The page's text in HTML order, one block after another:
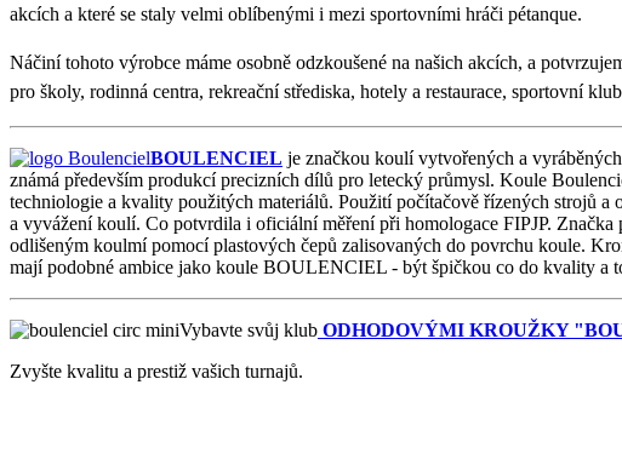
akcích a které se staly velmi oblíbenými i mezi sportovními hráči pétanque.
Náčiní tohoto výrobce máme osobně odzkoušené na našich akcích, a
pro školy, rodinná centra, rekreační střediska, hotely a restaurace, sportovní
BOULENCIEL je značkou koulí vytvořených a
známá především produkcí precizních dílů pro letecký průmysl. Koule
techniologie a kvality použitých materiálů. Použití počítačově řízených strojů
a vyvážení koulí. Co potvrdila i oficiální měření při homologace FIPJP.
odlišeným koulmí pomocí plastových čepů zalisovaných do povrchu koule.
mají podobné ambice jako koule BOULENCIEL - být špičkou co do kvality a
Vybavte svůj klub ODHODOVÝMI KROUŽKY
Zvyšte kvalitu a prestiž vašich turnajů.